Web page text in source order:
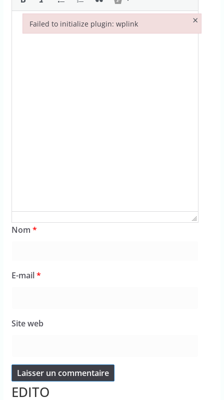
Nom *
E-mail*
Site web
EDITO
Failed to initialize plugin: wplink ×
Failed to initialize plugin: wplink